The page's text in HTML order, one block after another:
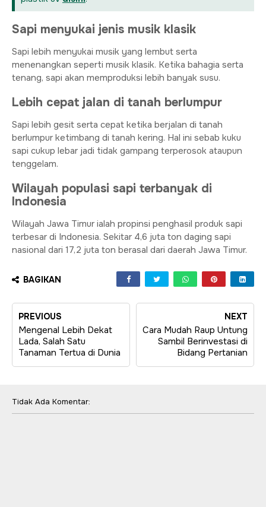
Sapi menyukai jenis musik klasik
Sapi lebih menyukai musik yang lembut serta
menenangkan seperti musik klasik. Ketika bahagia serta
tenang, sapi akan memproduksi lebih banyak susu.
Lebih cepat jalan di tanah berlumpur
Sapi lebih gesit serta cepat ketika berjalan di tanah
berlumpur ketimbang di tanah kering. Hal ini sebab kuku
sapi cukup lebar jadi tidak gampang terperosok ataupun
tenggelam.
Wilayah populasi sapi terbanyak di
Indonesia
Wilayah Jawa Timur ialah propinsi penghasil produk sapi
terbesar di Indonesia. Sekitar 4,6 juta ton daging sapi
nasional dari 17,2 juta ton berasal dari daerah Jawa Timur.
BAGIKAN
NEXT
Cara Mudah Raup Untung
Sambil Berinvestasi di
Bidang Pertanian
PREVIOUS
Mengenal Lebih Dekat
Lada, Salah Satu
Tanaman Tertua di Dunia
Tidak Ada Komentar: